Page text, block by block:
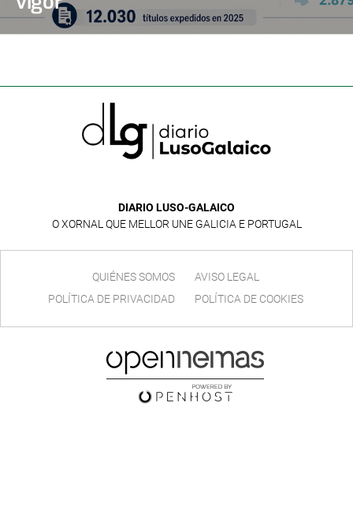
DIARIO LUSO-GALAICO
O XORNAL QUE MELLOR UNE GALICIA E PORTUGAL
QUIÉNES SOMOS
AVISO LEGAL
POLÍTICA DE PRIVACIDAD
POLÍTICA DE COOKIES